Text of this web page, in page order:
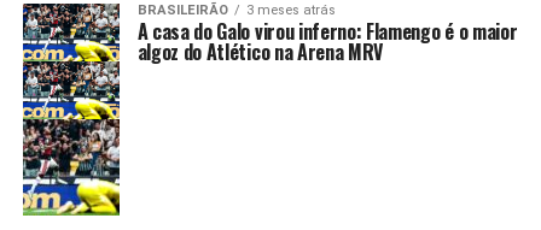
BRASILEIRÃO 3 meses atrás
A casa do Galo virou inferno: Flamengo é o maior
algoz do Atlético na Arena MRV